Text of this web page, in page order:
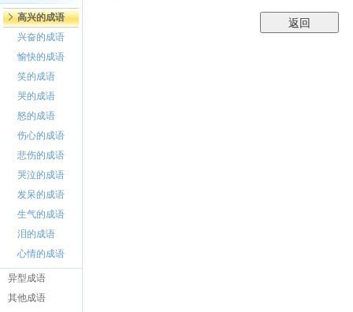
高兴的成语
兴奋的成语
愉快的成语
笑的成语
哭的成语
怒的成语
伤心的成语
悲伤的成语
哭泣的成语
发呆的成语
生气的成语
泪的成语
心情的成语
异型成语
其他成语